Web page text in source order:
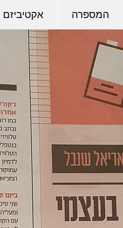
המספרה אקטיביזם